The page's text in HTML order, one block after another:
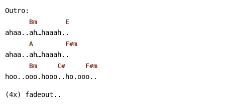
Outro:
Bm E
ahaa..ah…haaah..
A F#m
ahaa..ah…haaah..
Bm C# F#m
hoo..ooo.hooo..ho.ooo..
(4x) fadeout..